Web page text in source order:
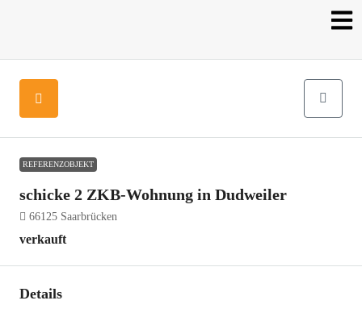
REFERENZOBJEKT
schicke 2 ZKB-Wohnung in Dudweiler
66125 Saarbrücken
verkauft
Details